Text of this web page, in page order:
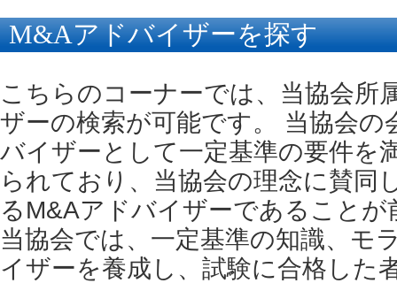
M&Aアドバイザーを探す
こちらのコーナーでは、当協会所
ザーの検索が可能です。 当協会の
バイザーとして一定基準の要件を
られており、当協会の理念に賛同
るM&Aアドバイザーであることが
当協会では、一定基準の知識、モ
イザーを養成し、試験に合格した